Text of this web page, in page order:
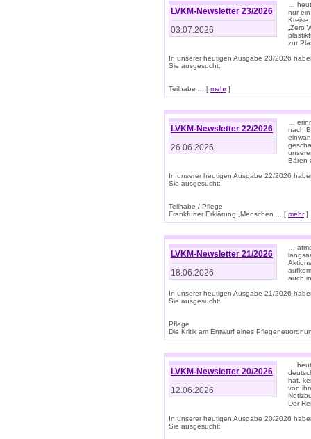
LVKM-Newsletter 23/2026
03.07.2026
…
nur
„Zero
zur
In unserer heutigen Ausgabe 23/2026
Sie ausgesucht:
Teilhabe ... [ mehr]
LVKM-Newsletter 22/2026
26.06.2026
…
nach
Bären
In unserer heutigen Ausgabe 22/2026
Sie ausgesucht:
Teilhabe / Pflege
Frankfurter Erklärung „Menschen ... [ mehr]
LVKM-Newsletter 21/2026
18.06.2026
…
auch
In unserer heutigen Ausgabe 21/2026
Sie ausgesucht:
Pflege
Die Kritik am Entwurf eines
LVKM-Newsletter 20/2026
12.06.2026
…
hat,
von
Der
In unserer heutigen Ausgabe 20/2026
Sie ausgesucht: